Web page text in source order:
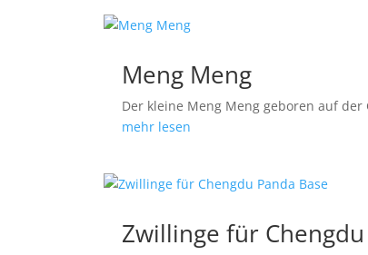
Meng Meng
Der kleine Meng Meng geboren auf der
mehr lesen
Zwillinge für Chengdu